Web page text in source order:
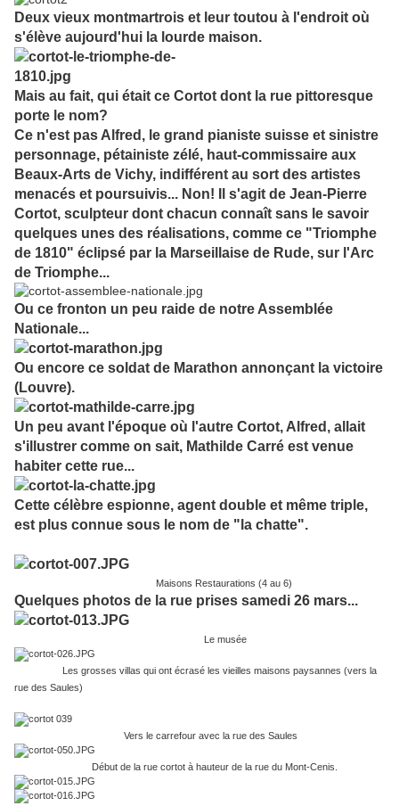
Deux vieux montmartrois et leur toutou à l'endroit où
s'élève aujourd'hui la lourde maison.
Mais au fait, qui était ce Cortot dont la rue pittoresque
porte le nom?
Ce n'est pas Alfred, le grand pianiste suisse et sinistre
personnage, pétainiste zélé, haut-commissaire aux
Beaux-Arts de Vichy, indifférent au sort des artistes
menacés et poursuivis... Non!
Il s'agit de Jean-Pierre
Cortot, sculpteur dont chacun connaît sans le savoir
quelques unes des réalisations, comme ce "Triomphe
de 1810" éclipsé par la Marseillaise de Rude, sur l'Arc
de Triomphe...
Ou ce fronton un peu raide de notre Assemblée
Nationale...
Ou encore ce soldat de Marathon annonçant la victoire
(Louvre).
Un peu avant l'époque où l'autre Cortot, Alfred, allait
s'illustrer comme on sait, Mathilde Carré est venue
habiter cette rue...
Cette célèbre espionne, agent double et même triple,
est plus connue sous le nom de "la chatte".
Maisons Restaurations (4 au 6)
Quelques photos de la rue prises samedi 26 mars...
Le musée
Les grosses villas qui ont écrasé les vieilles maisons paysannes (vers la
rue des Saules)
Vers le carrefour avec la rue des Saules
Début de la rue cortot à hauteur de la rue du Mont-Cenis.